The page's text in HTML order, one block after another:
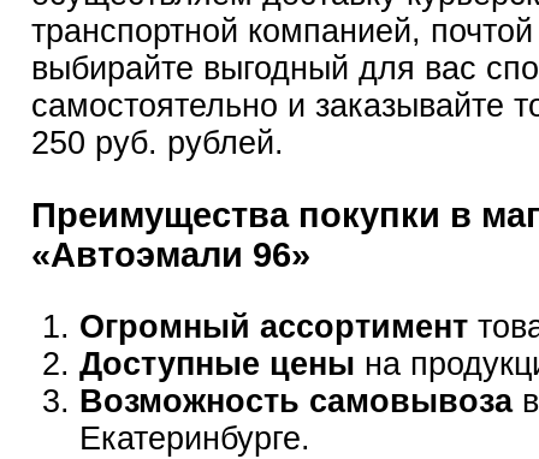
транспортной компанией,
выбирайте выгодный для вас
самостоятельно и заказывайте
250 руб. рублей.
Преимущества покупки в
«Автоэмали 96»
Огромный ассортимент
Доступные цены на
Возможность самовывозав
Екатеринбурге.